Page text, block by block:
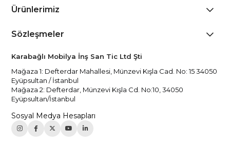
Ürünlerimiz
Sözleşmeler
Karabağlı Mobilya İnş San Tic Ltd Şti
Mağaza 1: Defterdar Mahallesi, Münzevi Kışla Cad. No: 15 34050
Eyüpsultan / İstanbul
Mağaza 2: Defterdar, Münzevi Kışla Cd. No:10, 34050
Eyüpsultan/İstanbul
Sosyal Medya Hesapları